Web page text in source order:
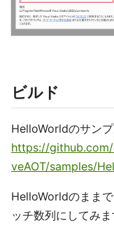
ビルド
HelloWorldのサンプ
https://
veAOT/samples/
HelloWorldのまま
ッチ数列にしてみま